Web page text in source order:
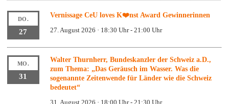
DO.
27
Vernissage CeU loves K❤️nst Award Gewinnerinnen
27. August 2026 · 18:30 Uhr- 21:00 Uhr
MO.
31
Walter Thurnherr, Bundeskanzler der Schweiz a.D.,
zum Thema: „Das Geräusch im Wasser. Was die
sogenannte Zeitenwende für Länder wie die Schweiz
bedeutet“
31. August 2026 · 18:00 Uhr- 21:30 Uhr